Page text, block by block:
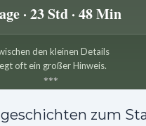
· 23 Std · 48 Min
den kleinen Details
oft ein großer Hinweis.
***
zum